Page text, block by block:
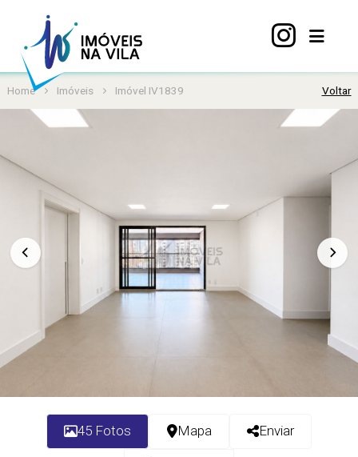
Home
Mariana
Imóveis
Vila
Sobre
Contato
Home Imóveis Imóvel IV1839 Voltar
45 Fotos Mapa Enviar